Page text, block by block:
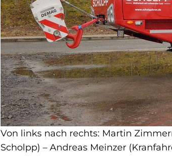
Von links nach rechts: Martin
Scholpp) – Andreas Meinzer